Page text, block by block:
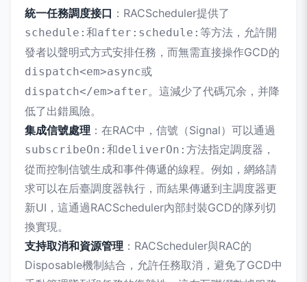
統一任務調度接口 ：RACScheduler提供了
schedule: 和after:schedule: 等方法，允許開
發者以聲明式方式安排任務，而無需直接操作GCD的
dispatch<em>async或
dispatch</em>after。這減少了代碼冗余，并降
低了出錯風險。
集成信號處理 ：在RAC中，信號（Signal）可以通過
subscribeOn: 和deliverOn: 方法指定調度器，
從而控制信號生成和事件傳遞的線程。例如，網絡請
求可以在后臺調度器執行，而結果傳遞到主調度器更
新UI，這通過RACScheduler內部封裝GCD的隊列切
換實現。
支持取消和資源管理 ：RACScheduler與RAC的
Disposable機制結合，允許任務取消，避免了GCD中